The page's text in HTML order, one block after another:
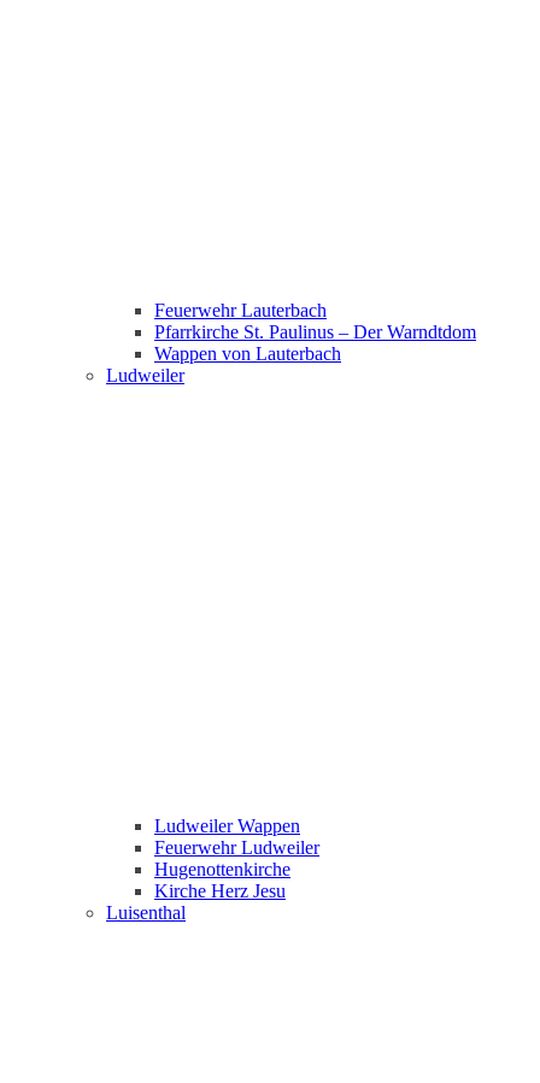
Feuerwehr Lauterbach
Pfarrkirche St. Paulinus – Der Warndtdom
Wappen von Lauterbach
Ludweiler
Ludweiler Wappen
Feuerwehr Ludweiler
Hugenottenkirche
Kirche Herz Jesu
Luisenthal